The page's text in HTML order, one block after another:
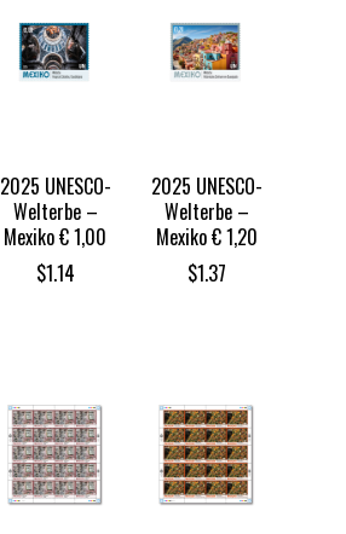
2025 UNESCO-
Welterbe –
Mexiko € 1,00
$1.14
2025 UNESCO-
Welterbe –
Mexiko € 1,20
$1.37